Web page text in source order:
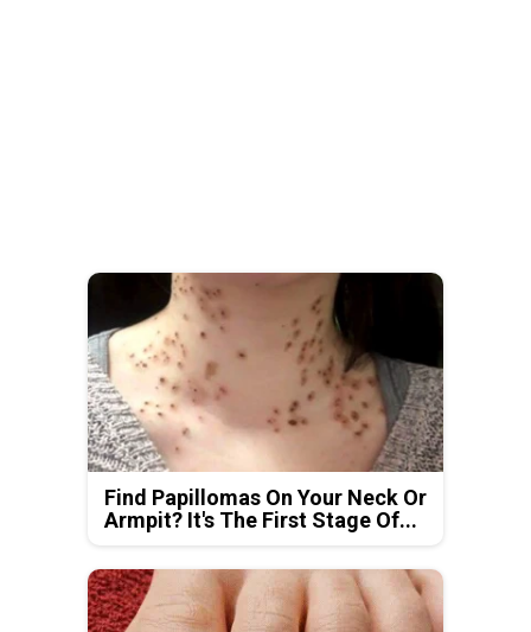
Find Papillomas On Your Neck Or
Armpit? It's The First Stage Of...